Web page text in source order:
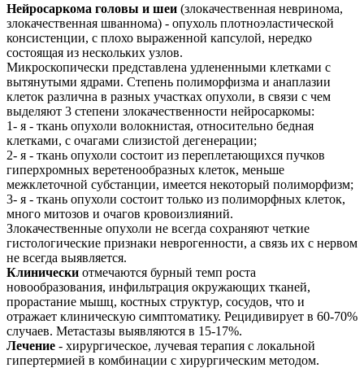
Нейросаркома головы и шеи (злокачественная невринома,
злокачественная шваннома) - опухоль плотноэластической
консистенции, с плохо выраженной капсулой, нередко
состоящая из нескольких узлов.
Микроскопически представлена удлененными клетками с
вытянутыми ядрами. Степень полиморфизма и анаплазии
клеток различна в разных участках опухоли, в связи с чем
выделяют 3 степени злокачественности нейросаркомы:
1- я - ткань опухоли волокнистая, относительно бедная
клетками, с очагами слизистой дегенерации;
2- я - ткань опухоли состоит из переплетающихся пучков
гиперхромных веретенообразных клеток, меньше
межклеточной субстанции, имеется некоторый полиморфизм;
3- я - ткань опухоли состоит только из полиморфных клеток,
много митозов и очагов кровоизлияний.
Злокачественные опухоли не всегда сохраняют четкие
гистологические признаки неврогенности, а связь их с нервом
не всегда выявляется.
Клинически отмечаются бурный темп роста
новообразования, инфильтрация окружающих тканей,
прорастание мышц, костных структур, сосудов, что и
отражает клиническую симптоматику. Рецидивирует в 60-70%
случаев. Метастазы выявляются в 15-17%.
Лечение - хирургическое, лучевая терапия с локальной
гипертермией в комбинации с хирургическим методом.